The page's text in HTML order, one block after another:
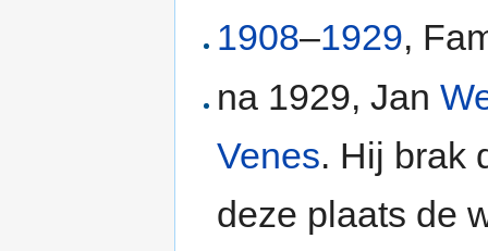
1908–1929,
na 1929, Jan
Venes. Hij brak
deze plaats de